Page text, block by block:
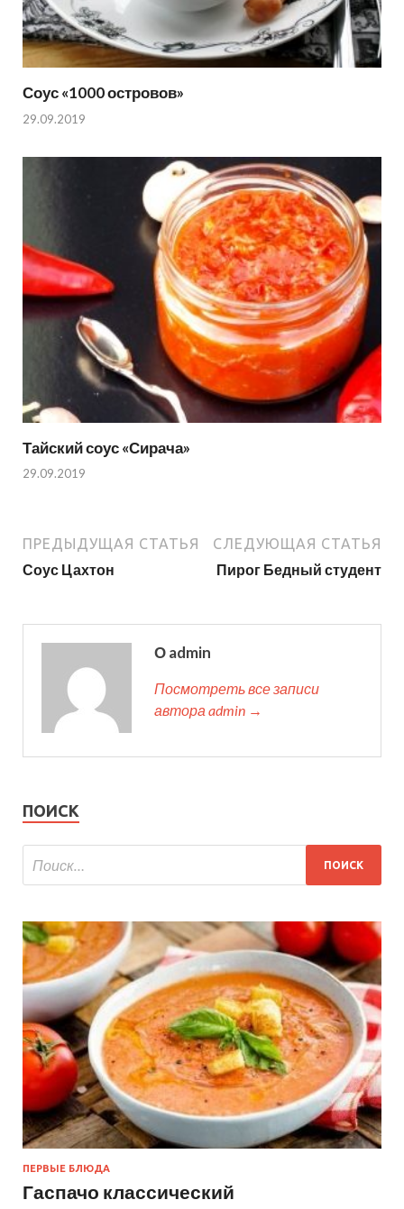
Соус «1000 островов»
29.09.2019
Тайский соус «Сирача»
29.09.2019
ПРЕДЫДУЩАЯ СТАТЬЯ
Соус Цахтон
СЛЕДУЮЩАЯ СТАТЬЯ
Пирог Бедный студент
О admin
Посмотреть все записи
автора admin →
ПОИСК
ПЕРВЫЕ БЛЮДА
Гаспачо классический